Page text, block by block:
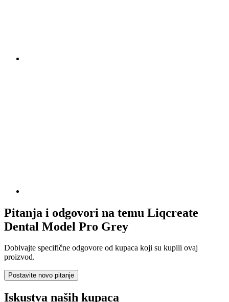
Pitanja i odgovori na temu Liqcreate
Dental Model Pro Grey
Dobivajte specifične odgovore od kupaca koji su kupili ovaj
proizvod.
Postavite novo pitanje
Iskustva naših kupaca